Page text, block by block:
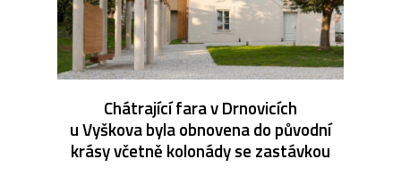
Chátrající fara v Drnovicích
u Vyškova byla obnovena do původní
krásy včetně kolonády se zastávkou